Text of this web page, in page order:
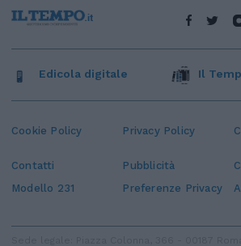
Cookie Policy Privacy Policy
Contatti Pubblicità
Modello 231
Preferenze Privacy
Edicola digitale Il